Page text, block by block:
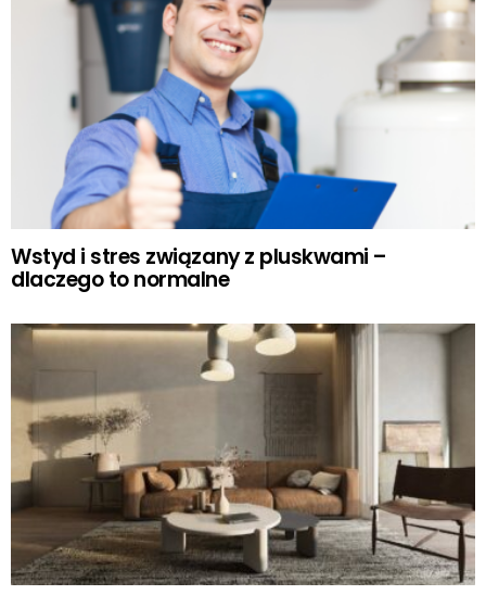
Wstyd i stres związany z pluskwami –
dlaczego to normalne